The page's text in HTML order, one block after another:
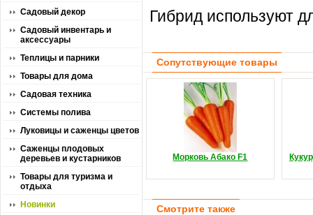
Садовый декор
Садовый инвентарь и
аксессуары
Теплицы и парники
Товары для дома
Садовая техника
Системы полива
Луковицы и саженцы цветов
Саженцы плодовых
деревьев и кустарников
Товары для туризма и
отдыха
Новинки
Гибрид используют
Сопутствующие товары
Морковь Абако F1
Смотрите также